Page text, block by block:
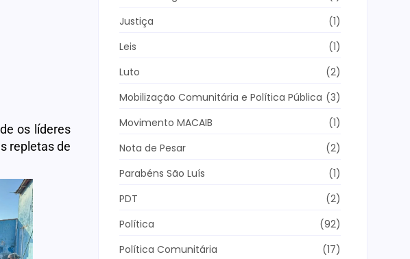
os líderes
repletas de
Justiça
(1)
Leis
(1)
Luto
(2)
Mobilização Comunitária e Política Pública (3)
Movimento MACAIB
(1)
Nota de Pesar
(2)
Parabéns São Luís
(1)
PDT
(2)
Política
(92)
Política Comunitária
(17)